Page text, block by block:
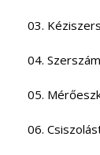
03.
04.
05.
06.